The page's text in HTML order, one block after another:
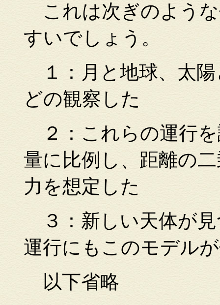
これは次ぎのよう
すいでしょう。
１：月と地球、太陽
どの観察した
２：これらの運行
量に比例し、距離の
力を想定した
３：新しい天体が
運行にもこのモデル
以下省略